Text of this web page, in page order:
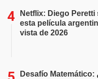
Netflix: Diego
esta película
vista de 2026
Desafío Matemático: